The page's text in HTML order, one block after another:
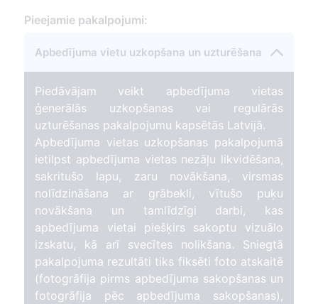
26
Pieejamie pakalpojumi:
Apbedījuma vietu uzkopšana un uzturēšana
Piedāvājam veikt apbedījuma vietas
ģenerālās uzkopšanas vai regulārās
uzturēšanas pakalpojumu kapsētās Latvijā.
Apbedījuma vietas uzkopšanas pakalpojumā
ietilpst apbedījuma vietas nezāļu likvidēšana,
sakritušo lapu, zaru novākšana, virsmas
nolīdzināšana ar grābekli, vītušo puķu
novākšana un tamlīdzīgi darbi, kas
apbedījuma vietai piešķirs sakoptu vizuālo
izskatu, kā arī svecītes nolikšana. Sniegtā
pakalpojuma rezultāti tiks fiksēti foto atskaitē
(fotogrāfija pirms apbedījuma sakopšanas un
fotogrāfija pēc apbedījuma sakopšanas),